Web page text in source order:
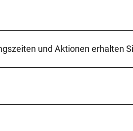
und Aktionen erhalten